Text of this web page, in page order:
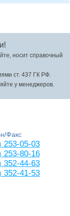
носит справочный
ст. 437 ГК РФ.
у менеджеров.
Факс
253-05-03
253-80-16
352-44-63
352-41-53